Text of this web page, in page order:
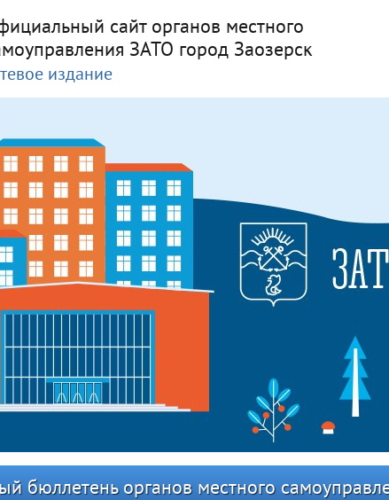
сайт органов местного
ЗАТО город Заозерск
издание
бюллетень органов местного